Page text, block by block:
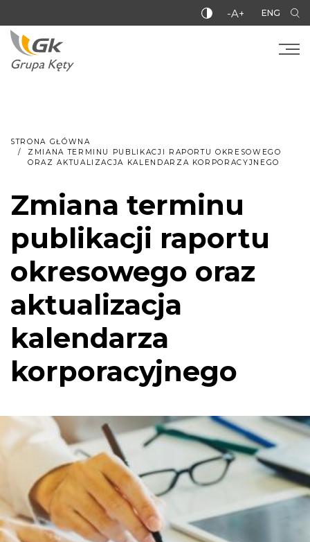
-A+ ENG
STRONA GŁÓWNA
ZMIANA TERMINU PUBLIKACJI RAPORTU OKRESOWEGO
ORAZ AKTUALIZACJA KALENDARZA KORPORACYJNEGO
Zmiana terminu
publikacji raportu
okresowego oraz
aktualizacja
kalendarza
korporacyjnego